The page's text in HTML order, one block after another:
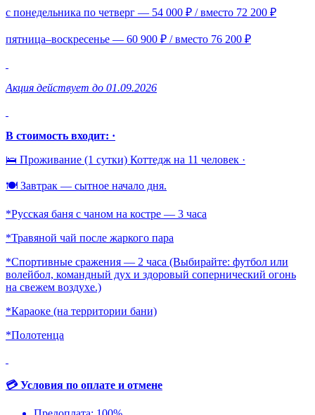
с понедельника по четверг — 54 000 ₽ / вместо 72 200 ₽
пятница–воскресенье — 60 900 ₽ / вместо 76 200 ₽
Акция действует до 01.09.2026
В стоимость входит: ·
🛌 Проживание (1 сутки) Коттедж на 11 человек ·
🍽️ Завтрак — сытное начало дня.
*Русская баня с чаном на костре — 3 часа
*Травяной чай после жаркого пара
*Спортивные сражения — 2 часа (Выбирайте: футбол или
волейбол, командный дух и здоровый сопернический огонь
на свежем воздухе.)
*Караоке (на территории бани)
*Полотенца
💳 Условия по оплате и отмене